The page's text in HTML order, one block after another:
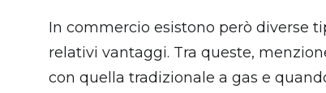
In commercio esistono però diverse
relativi vantaggi. Tra queste,
con quella tradizionale a gas e